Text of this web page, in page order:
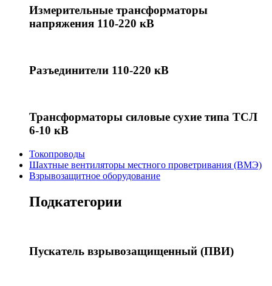
Измерительные трансформаторы
напряжения 110-220 кВ
Разъединители 110-220 кВ
Трансформаторы силовые сухие типа ТСЛ
6-10 кВ
Токопроводы
Шахтные вентиляторы местного проветривания (ВМЭ)
Взрывозащитное оборудование
Подкатегории
Пускатель взрывозащищенный (ПВИ)